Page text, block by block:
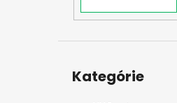
kategórie
Kategórie